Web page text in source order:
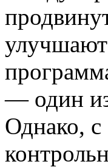
— один из
Однако, с